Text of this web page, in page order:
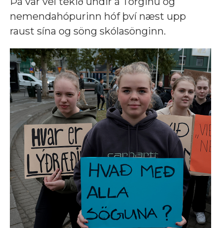
nemendahópurinn hóf því næst upp
raust sína og söng skólasönginn.